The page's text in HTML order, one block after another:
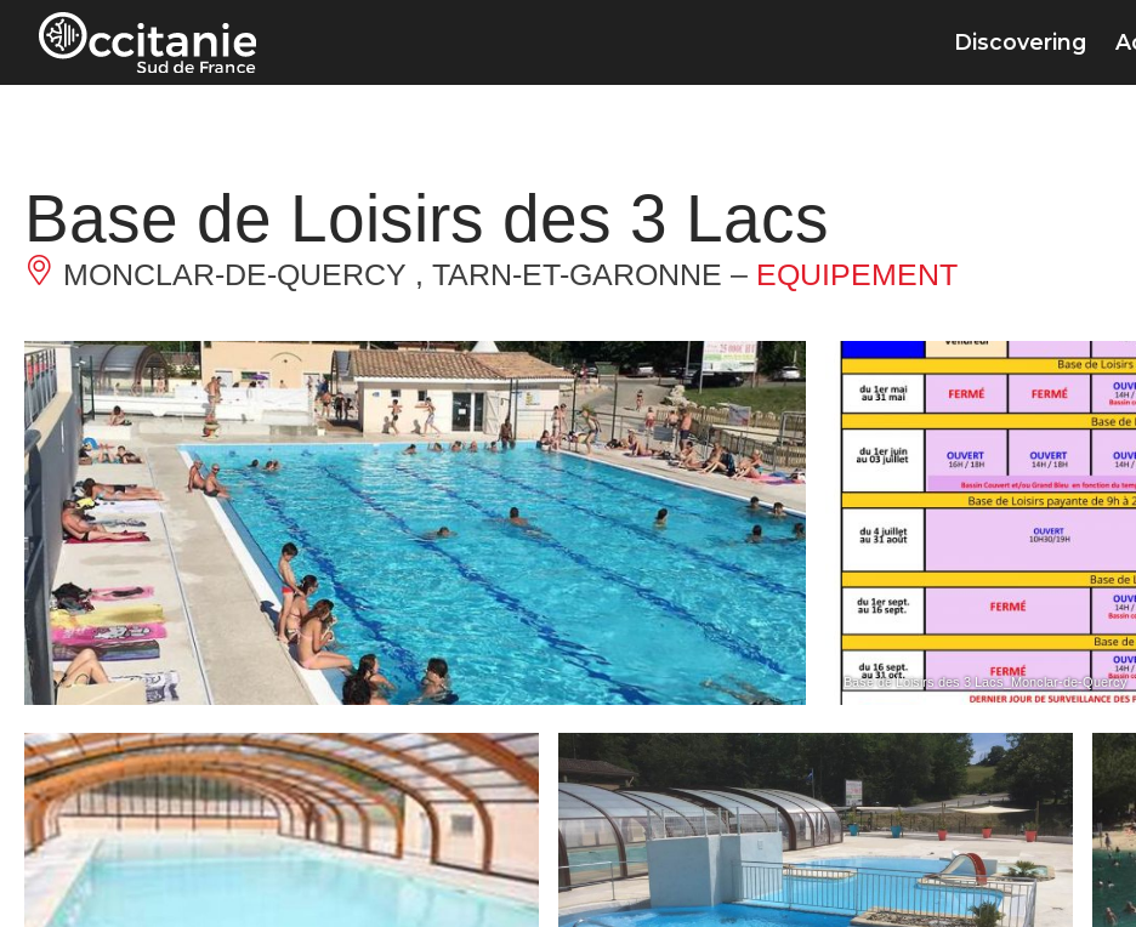
Cookies management panel
Discovering
Base de Loisirs des 3 Lacs
MONCLAR-DE-QUERCY , TARN-ET-GARONNE – EQUIPEMENT
Base de Loisirs des 3 Lacs_Monclar-de-Quercy